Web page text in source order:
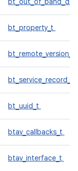
bt_property_t
bt_remote_version_t
bt_service_record_t
bt_uuid_t
btav_callbacks_t
btav_interface_t